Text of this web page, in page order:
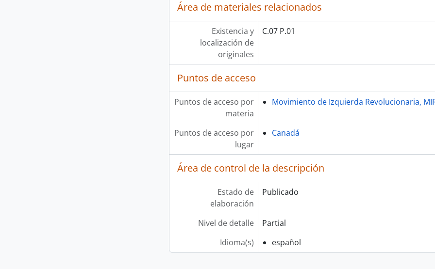
Área de materiales relacionados
Existencia y
localización de
originales
C.07 P.01
Puntos de acceso
Puntos de acceso por
materia
Movimiento de Izquierda Revolucionaria,
Puntos de acceso por
lugar
Canadá
Área de control de la descripción
Estado de
elaboración
Publicado
Nivel de detalle
Partial
Idioma(s)
español